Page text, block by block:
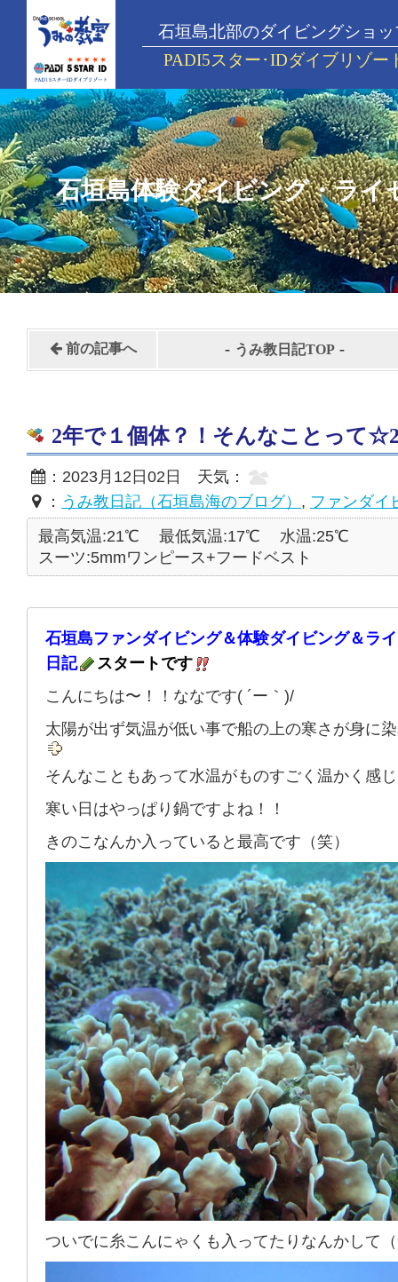
石垣島北部のダイビングショッ
PADI5スター･IDダイブリゾー
石垣島体験ダイビング・ライ
前の記事へ - うみ教日記TOP -
2年で１個体？！そんなことって
：2023月12日02日 天気：
： うみ教日記（石垣島海のブログ） , ファンダイ
最高気温:21℃
最低気温:17℃
水温:25℃
スーツ:5mmワンピース+フードベスト
石垣島ファンダイビング＆体験ダイビング＆ラ
日記
スタートです
こんにちは〜！！ななです( ´ー｀)/
太陽が出ず気温が低い事で船の上の寒さが身に
そんなこともあって水温がものすごく温かく感
寒い日はやっぱり鍋ですよね！！
きのこなんか入っていると最高です（笑）
ついでに糸こんにゃくも入ってたりなんかして